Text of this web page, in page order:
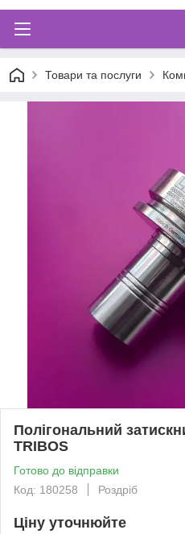
Товари та послуги
Полігональний
TRIBOS
Готово до відправки
Код: 180258
Роздріб
Ціну уточнюйте